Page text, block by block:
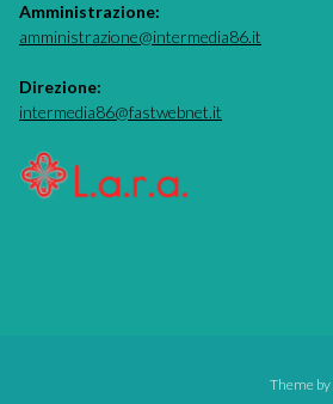
Amministrazione:
amministrazione@intermedia86.it
Direzione:
intermedia86@fastwebnet.it
Theme by